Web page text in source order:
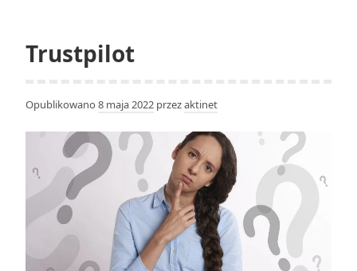
Trustpilot
Opublikowano 8 maja 2022 przezaktinet